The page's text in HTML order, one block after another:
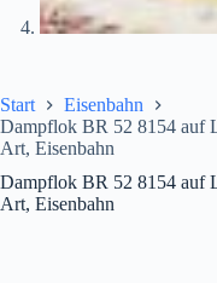
Start
Eisenbahn
Dampflok BR 52 8154 auf
Art, Eisenbahn
Dampflok BR 52 8154 auf
Art, Eisenbahn